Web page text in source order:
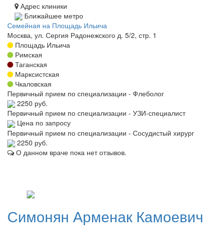
Адрес клиники
Ближайшее метро
Семейная на Площадь Ильича
Москва, ул. Сергия Радонежского д. 5/2, стр. 1
Площадь Ильича
Римская
Таганская
Марксистская
Чкаловская
Первичный прием по специализации - Флеболог
2250 руб.
Первичный прием по специализации - УЗИ-специалист
Цена по запросу
Первичный прием по специализации - Сосудистый хирург
2250 руб.
О данном враче пока нет отзывов.
Симонян Арменак Камоевич